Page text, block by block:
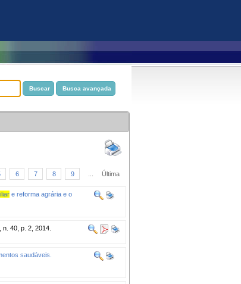
6 7 8 9 Última
e reforma agrária e o
40, p. 2, 2014.
saudáveis.